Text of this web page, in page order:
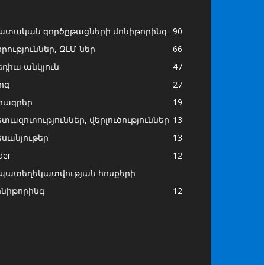
գործըթացների մոնիթորինգ 90
ԶԼՄ-ներ
66
անկյուն
47
27
19
վերլուծություններ 13
13
12
հոսքերի
12